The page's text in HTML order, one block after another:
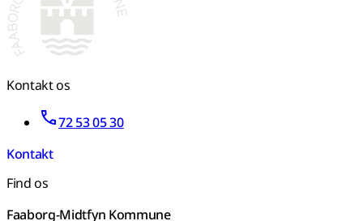
Kontakt os
72 53 05 30
Kontakt
Find os
Faaborg-Midtfyn Kommune